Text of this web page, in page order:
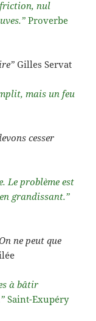
friction, nul
Proverbe
Gilles Servat
mais un feu
cesser
Le problème est
grandissant.”
ne peut que
à bâtir
Saint-Exupéry